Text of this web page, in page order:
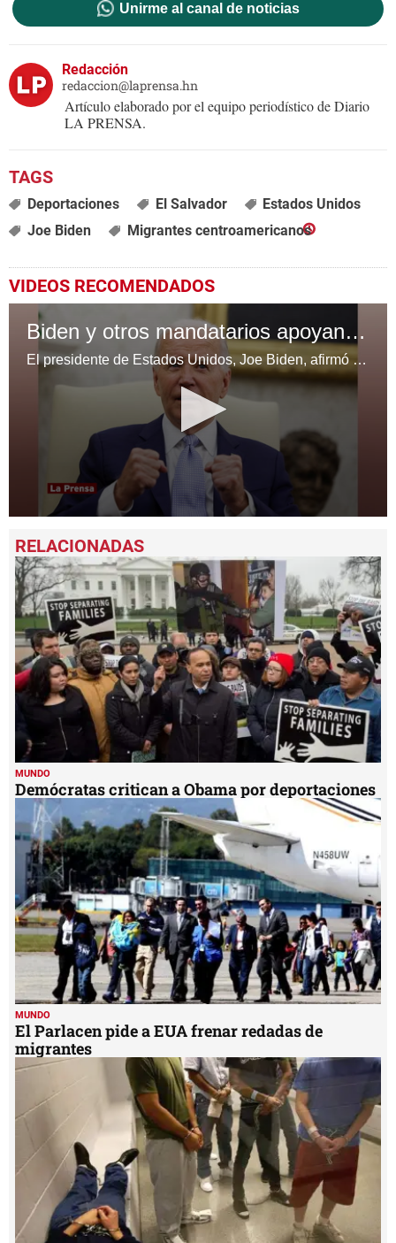
Unirme al canal de noticias
Redacción
redaccion@laprensa.hn
Artículo elaborado por el equipo periodístico de Diario
LA PRENSA.
Deportaciones El Salvador
Estados Unidos
Joe Biden
Migrantes centroamericanos
VIDEOS RECOMENDADOS
Biden y otros mandatarios apoyan la idea de repetir las elecciones en Venezuela
El presidente de Estados Unidos, Joe Biden, afirmó este jueves que apoya la celebración de nuevas elecciones en Venezuela tras los comicios del pasado 28 de julio, donde el oficialismo proclamó la reelección del mandatario, Nicolás Maduro, con unos resultados cuestionados dentro y fuera del país.
seconds
of
1
minute,
49
seconds
MUNDO
Demócratas critican a Obama por deportaciones
MUNDO
El Parlacen pide a EUA frenar redadas de
migrantes